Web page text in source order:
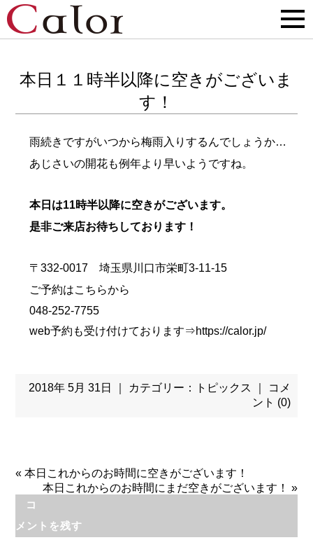
本日１１時半以降に空きがございま
す！
雨続きですがいつから梅雨入りするんでしょうか…
あじさいの開花も例年より早いようですね。
本日は11時半以降に空きがございます。
是非ご来店お待ちしております！
〒332-0017 埼玉県川口市栄町3-11-15
ご予約はこちらから
048-252-7755
web予約も受け付けております⇒https://calor.jp/
2018年 5月 31日 ｜ カテゴリー： トピックス
コメ
ント (0)
«本日これからのお時間に空きがございます！
本日これからのお時間にまだ空きがございます！
»
コ
メントを残す